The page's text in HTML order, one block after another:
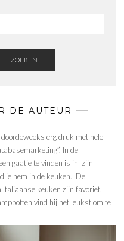
ZOEKEN
DE AUTEUR
erg druk met hele
In de
gaatje te vinden is in zijn
je hem in de keuken. De
Italiaanse keuken zijn favoriet.
vind hij het leukst om te